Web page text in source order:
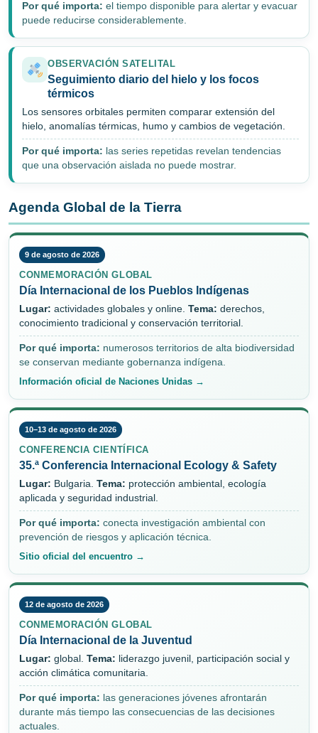
Por qué importa: el tiempo disponible para alertar y evacuar
puede reducirse considerablemente.
OBSERVACIÓN SATELITAL
Seguimiento diario del hielo y los focos
térmicos
Los sensores orbitales permiten comparar extensión del
hielo, anomalías térmicas, humo y cambios de vegetación.
Por qué importa: las series repetidas revelan tendencias
que una observación aislada no puede mostrar.
Agenda Global de la Tierra
9 de agosto de 2026
CONMEMORACIÓN GLOBAL
Día Internacional de los Pueblos Indígenas
Lugar: actividades globales y online. Tema: derechos,
conocimiento tradicional y conservación territorial.
Por qué importa: numerosos territorios de alta biodiversidad
se conservan mediante gobernanza indígena.
Información oficial de Naciones Unidas →
10–13 de agosto de 2026
CONFERENCIA CIENTÍFICA
35.ª Conferencia Internacional Ecology & Safety
Lugar: Bulgaria. Tema: protección ambiental, ecología
aplicada y seguridad industrial.
Por qué importa: conecta investigación ambiental con
prevención de riesgos y aplicación técnica.
Sitio oficial del encuentro →
12 de agosto de 2026
CONMEMORACIÓN GLOBAL
Día Internacional de la Juventud
Lugar: global. Tema: liderazgo juvenil, participación social y
acción climática comunitaria.
Por qué importa: las generaciones jóvenes afrontarán
durante más tiempo las consecuencias de las decisiones
actuales.